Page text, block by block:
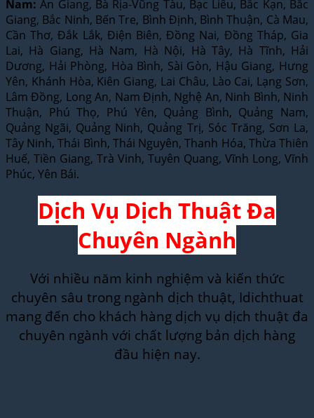
Nam: An Giang, Bà Rịa-Vũng Tàu, Bạc Liêu, Bắc Kạn, Bắc
Giang, Bắc Ninh, Bến Tre, Bình Định, Bình Thuận, Cà Mau,
Cần Thơ, Đắk Lắk, Điện Biên, Đồng Nai, Đồng Tháp, Gia
Lai, Hà Giang, Hà Nam, Hà Nội, Hà Tây, Hà Tĩnh, Hải
Dương, Hải Phòng, Hòa Bình, Sài Gòn, Hậu Giang, Hưng
Yên, Khánh Hòa, Kiên Giang, Lai Châu, Lào Cai, Lạng Sơn,
Lâm Đồng, Long An, Nam Định, Nghệ An, Ninh Bình, Ninh
Thuận, Phú Thọ, Phú Yên, Quảng Bình, Quảng Nam,
Quảng Ngãi, Quảng Ninh, Quảng Trị, Sóc Trăng, Sơn La,
Tây Ninh, Thái Bình, Thái Nguyên, Thanh Hóa, Thừa Thiên
Huế, Tiền Giang, Trà Vinh, Tuyên Quang, Vĩnh Long, Vĩnh
Phúc, Yên Bái.
Dịch Vụ Dịch Thuật Đa
Chuyên Ngành
Với nhiều năm kinh nghiệm và kiến thức
chuyên sâu trong ngành dịch thuật, Idichthuat
mang đến cho khách hàng dịch vụ dịch thuật đa
chuyên ngành với chất lượng bản dịch hàng
đầu hiện nay.